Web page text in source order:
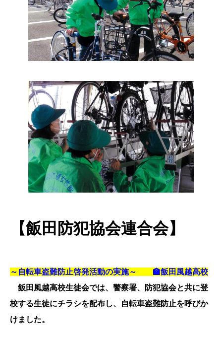
【飯田防犯協会連合会】
～自転車盗難防止啓発活動の実施～ 🏫飯田風越高校
飯田風越高校生徒会では、警察署、防犯協会と共に登
校する生徒にチラシを配布し、自転車盗難防止を呼びか
けました。